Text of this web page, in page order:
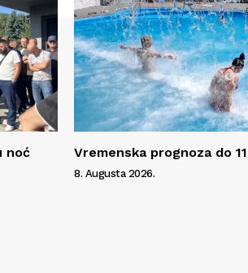
noć
Vremenska prognoza do
8. Augusta 2026.